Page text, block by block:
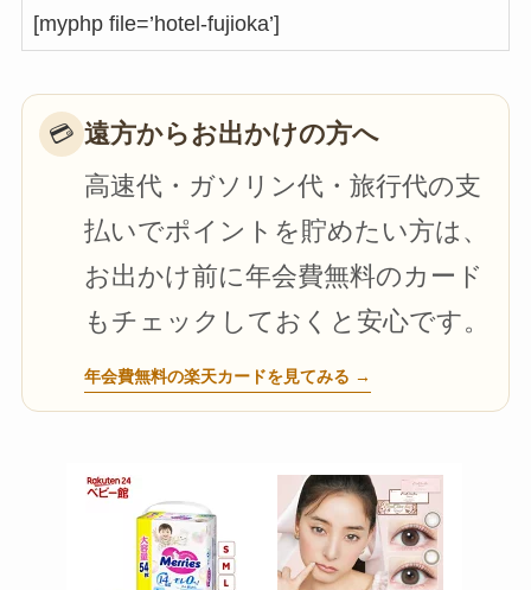
[myphp file=’hotel-fujioka’]
💳 遠方からお出かけの方へ
高速代・ガソリン代・旅行代の支
払いでポイントを貯めたい方は、
お出かけ前に年会費無料のカード
もチェックしておくと安心です。
年会費無料の楽天カードを見てみる